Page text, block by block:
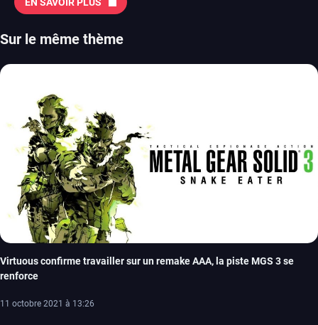
Sur le même thème
Virtuous confirme travailler sur un remake AAA, la piste MGS 3 se
renforce
11 octobre 2021 à 13:26